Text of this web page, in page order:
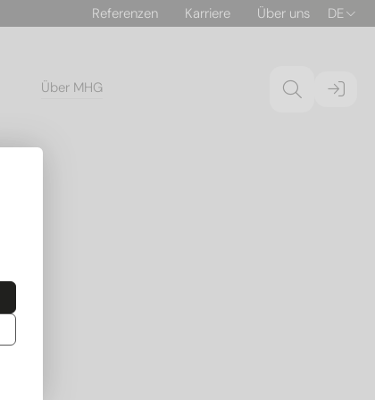
Referenzen Karriere Über uns DE
Über MHG